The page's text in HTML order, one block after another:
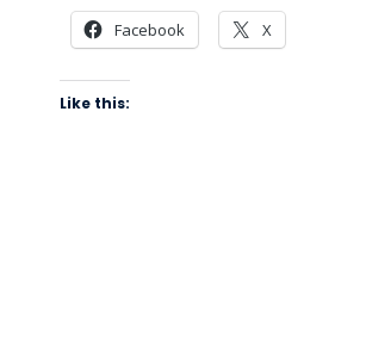
Facebook X
Like this: